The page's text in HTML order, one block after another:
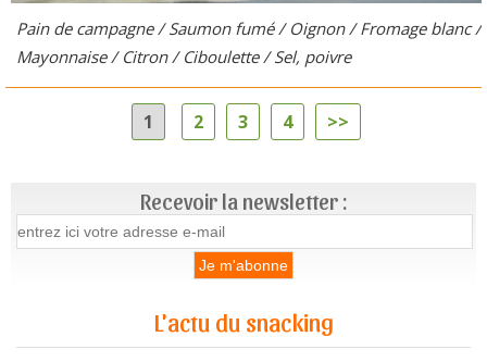
Pain de campagne / Saumon fumé / Oignon / Fromage blanc /
Mayonnaise / Citron / Ciboulette / Sel, poivre
1 2 3 4 >>
Recevoir la newsletter :
L'actu du snacking